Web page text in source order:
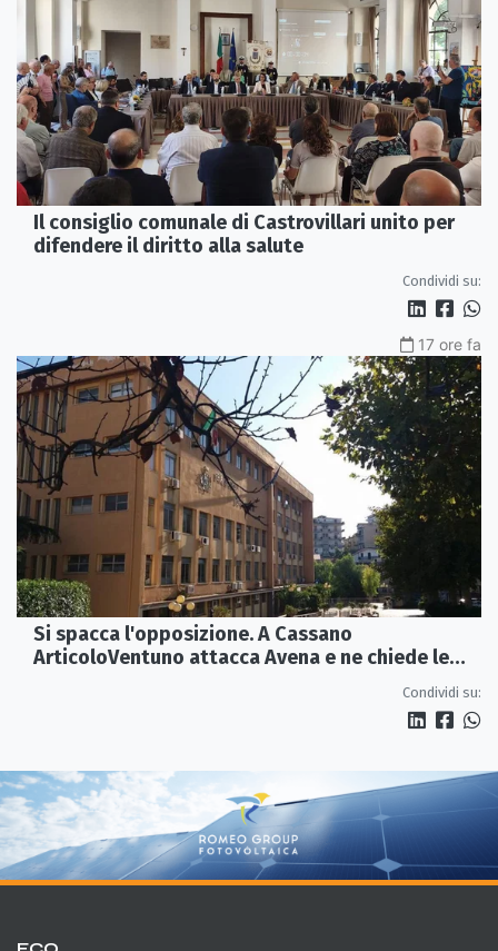
Il consiglio comunale di Castrovillari unito per
difendere il diritto alla salute
Condividi su:
17 ore fa
Si spacca l'opposizione. A Cassano
ArticoloVentuno attacca Avena e ne chiede le
Condividi su: